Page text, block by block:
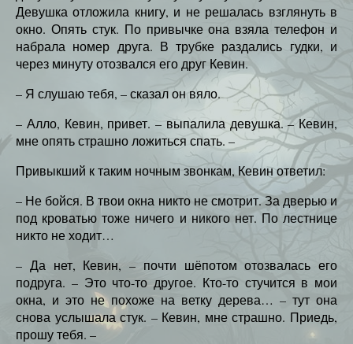
Девушка отложила книгу, и не решалась взглянуть в
окно. Опять стук. По привычке она взяла телефон и
набрала номер друга. В трубке раздались гудки, и
через минуту отозвался его друг Кевин.
– Я слушаю тебя, – сказал он вяло.
– Алло, Кевин, привет. – выпалила девушка. – Кевин,
мне опять страшно ложиться спать. –
Привыкший к таким ночным звонкам, Кевин ответил:
– Не бойся. В твои окна никто не смотрит. За дверью и
под кроватью тоже ничего и никого нет. По лестнице
никто не ходит…
– Да нет, Кевин, – почти шёпотом отозвалась его
подруга. – Это что-то другое. Кто-то стучится в мои
окна, и это не похоже на ветку дерева… – тут она
снова услышала стук. – Кевин, мне страшно. Приедь,
прошу тебя. –